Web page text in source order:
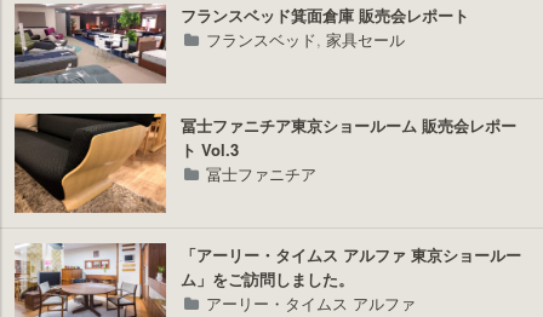
ラ
ス
フランスベッド箕面倉庫 販売会レポート
フランスベッド,家具セール
冨士ファニチア東京ショールーム 販売会レポー
ト Vol.3
冨士ファニチア
「アーリー・タイムス アルファ 東京ショールー
ム」をご訪問しました。
アーリー・タイムス アルファ